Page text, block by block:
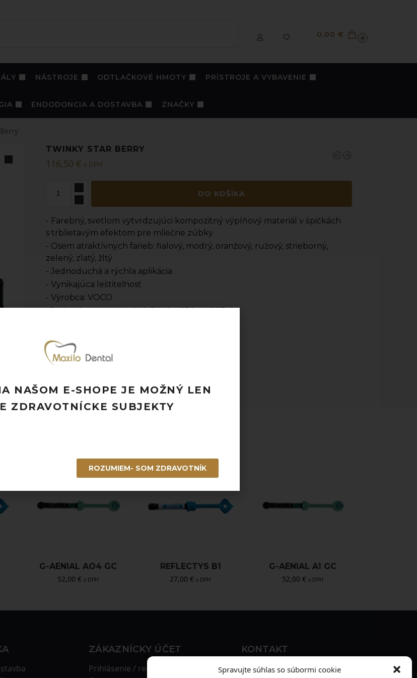
Spravujte súhlas so súbormi cookie
0,00 € 0
NÁSTROJE ODTLAČKOVÉ HMOTY PRÍSTROJE A VYBAVENIE
ENDODONCIA A DOSTAVBA ZNAČKY
TWINKY STAR BERRY
116,50 € s DPH
DO KOŠÍKA
- Farebný, svetlom vytvrdzujúci kompozitný výplňový materiál v špičkách
s trblietavým efektom pre mliečne zúbky
- Osem atraktívnych farieb: fialový, modrý, oranžový, ružový, strieborný,
zelený, zlatý, žltý
- Jednoduchá a rýchla aplikácia
- Vynikajúca leštiteľnosť
- Výrobca: VOCO
- Jednotka množstva: bal. (1 bal. = 25 ks x 0,25g)
Doprava ZADARMO pri objednávke nad 120 EUR
Rýchle doručenie a možnosť osobného odberu
G-AENIAL AO4 GC
52,00€ s DPH
REFLECTYS B1
27,00€ s DPH
G-AENIAL A1 GC
52,00€ s DPH
ZÁKAZNÍCKY ÚČET
Prihlásenie / registrácia
KONTAKT
MAXILO DENTAL, s. r. o.
NAŠOM E-SHOPE JE MOŽNÝ LEN
ZDRAVOTNÍCKE SUBJEKTY
ROZUMIEM- SOM ZDRAVOTNÍK